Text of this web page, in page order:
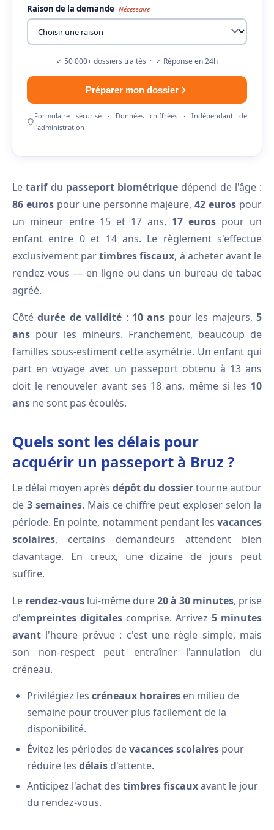
Raison de la demande Nécessaire
✓ 50 000+ dossiers traités · ✓ Réponse en 24h
Préparer mon dossier
Formulaire sécurisé · Données chiffrées · Indépendant de
l'administration
Letarifdu passeport biométrique dépend de l'âge :
86 eurospour une personne majeure,42 euros pour
un mineur entre 15 et 17 ans, 17 euros pour un
enfant entre 0 et 14 ans. Le règlement s'effectue
exclusivement partimbres fiscaux, à acheter avant le
rendez-vous — en ligne ou dans un bureau de tabac
agréé.
Côtédurée de validité : 10 ans pour les majeurs,5
ans pour les mineurs. Franchement, beaucoup de
familles sous-estiment cette asymétrie. Un enfant qui
part en voyage avec un passeport obtenu à 13 ans
doit le renouveler avant ses 18 ans, même si les 10
ans ne sont pas écoulés.
Quels sont les délais pour
acquérir un passeport à Bruz ?
Le délai moyen après dépôt du dossiertourne autour
de 3 semaines. Mais ce chiffre peut exploser selon la
période. En pointe, notamment pendant les vacances
scolaires, certains demandeurs attendent bien
davantage. En creux, une dizaine de jours peut
suffire.
Le rendez-vous lui-même dure20 à 30 minutes, prise
d'empreintes digitales comprise. Arrivez 5 minutes
avant l'heure prévue : c'est une règle simple, mais
son non-respect peut entraîner l'annulation du
créneau.
Privilégiez les créneaux horaires en milieu de
semaine pour trouver plus facilement de la
disponibilité.
Évitez les périodes devacances scolaires pour
réduire les délais d'attente.
Anticipez l'achat des timbres fiscauxavant le jour
du rendez-vous.